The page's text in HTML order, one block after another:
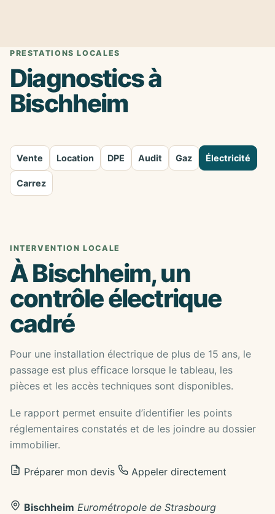
PRESTATIONS LOCALES
Diagnostics à
Bischheim
Vente Location DPE Audit Gaz Électricité
Carrez
INTERVENTION LOCALE
À Bischheim, un
contrôle électrique
cadré
Pour une installation électrique de plus de 15 ans, le
passage est plus efficace lorsque le tableau, les
pièces et les accès techniques sont disponibles.
Le rapport permet ensuite d’identifier les points
réglementaires constatés et de les joindre au dossier
immobilier.
Préparer mon devis Appeler directement
Bischheim Eurométropole de Strasbourg